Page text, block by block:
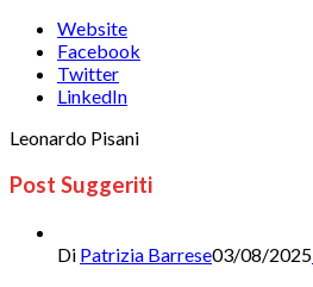
Website
Facebook
Twitter
LinkedIn
Leonardo Pisani
Post Suggeriti
Di Patrizia Barrese03/08/2025